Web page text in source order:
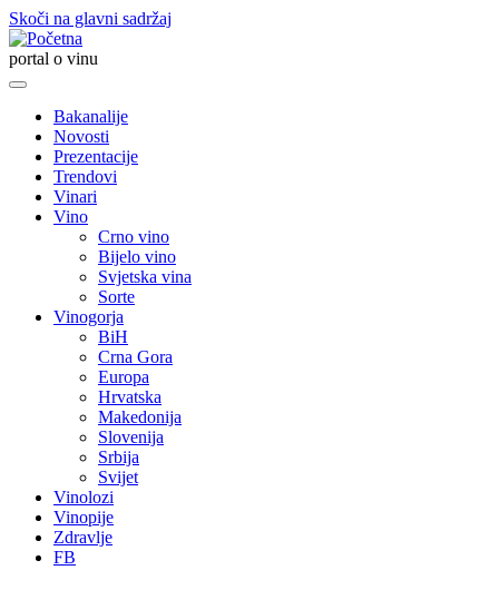
Skoči na glavni sadržaj
portal o vinu
Main
navigation
Bakanalije
Novosti
Prezentacije
Trendovi
Vinari
Vino
Crno vino
Bijelo vino
Svjetska vina
Sorte
Vinogorja
BiH
Crna Gora
Europa
Hrvatska
Makedonija
Slovenija
Srbija
Svijet
Vinolozi
Vinopije
Zdravlje
FB